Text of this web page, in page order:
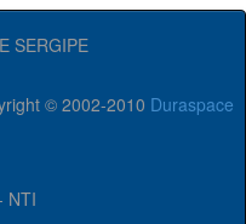
SERGIPE
© 2002-2010 Duraspace
NTI